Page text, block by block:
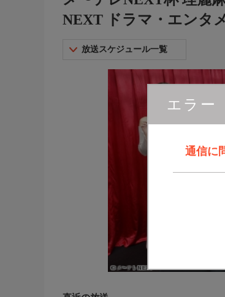
エラー
通信に
NEXT ドラマ・エンタ
放送スケジュール一覧